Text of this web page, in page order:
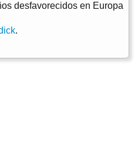
desfavorecidos en Europa
.